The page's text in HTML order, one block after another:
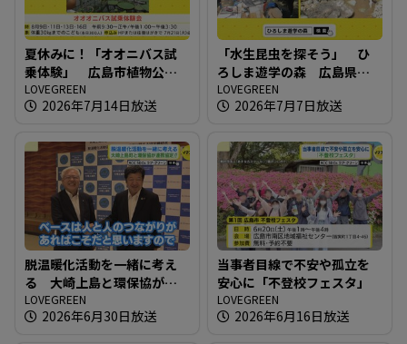
夏休みに！「オオニバス試
乗体験」 広島市植物公園
サマーフェア
LOVEGREEN
2026年7月14日放送
「水生昆虫を探そう」 ひ
ろしま遊学の森 広島県緑
化センター
LOVEGREEN
2026年7月7日放送
脱温暖化活動を一緒に考え
る 大崎上島と環保協が連
携協定！！
LOVEGREEN
2026年6月30日放送
当事者目線で不安や孤立を
安心に「不登校フェスタ」
LOVEGREEN
2026年6月16日放送